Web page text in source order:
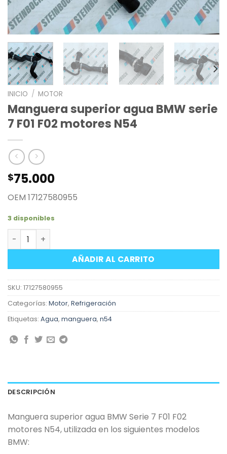
INICIO / MOTOR
Manguera superior agua BMW serie
7 F01 F02 motores N54
$75.000
OEM 17127580955
3 disponibles
Manguera superior agua BMW serie 7 F01 F02 motores
AÑADIR AL CARRITO
SKU: 17127580955
Categorías: Motor, Refrigeración
Etiquetas: Agua, manguera, n54
DESCRIPCIÓN
Manguera superior agua BMW Serie 7 F01 F02
motores N54, utilizada en los siguientes modelos
BMW: